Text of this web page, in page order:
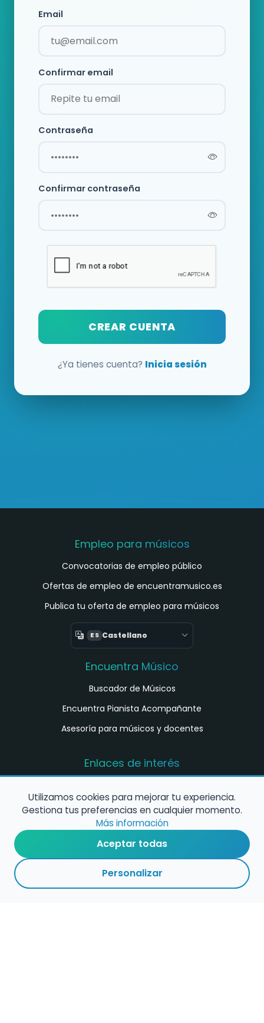
Email
Confirmar email
Contraseña
Confirmar contraseña
CREAR CUENTA
¿Ya tienes cuenta? Inicia sesión
Empleo para músicos
Convocatorias de empleo público
Ofertas de empleo de encuentramusico.es
Publica tu oferta de empleo para músicos
ES Castellano
Encuentra Músico
Buscador de Músicos
Encuentra Pianista Acompañante
Asesoría para músicos y docentes
Enlaces de interés
música en España
Configura alertas de empleo
Contacta con nosotros
Utilizamos cookies para mejorar tu experiencia.
Gestiona tus preferencias en cualquier momento.
Más información
Aceptar todas
Personalizar